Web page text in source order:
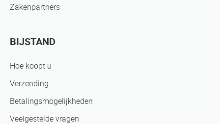
Zakenpartners
BIJSTAND
Hoe koopt u
Verzending
Betalingsmogelijkheden
Veelgestelde vragen